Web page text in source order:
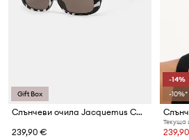
Gift Box
Слънчеви очила Jacquemus CAPRI
239,90 €
-14%
-10%*
Текуща